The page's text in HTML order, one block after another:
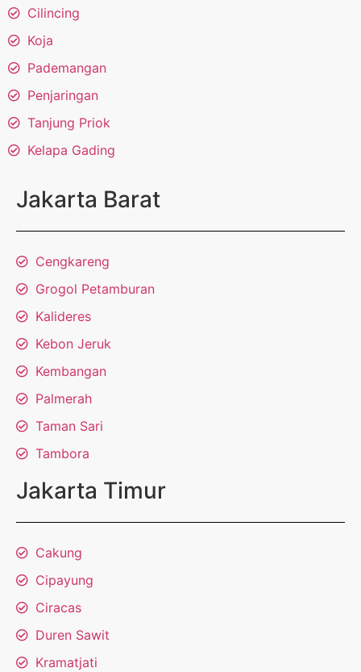
Cilincing
Koja
Pademangan
Penjaringan
Tanjung Priok
Kelapa Gading
Jakarta Barat
Cengkareng
Grogol Petamburan
Kalideres
Kebon Jeruk
Kembangan
Palmerah
Taman Sari
Tambora
Jakarta Timur
Cakung
Cipayung
Ciracas
Duren Sawit
Kramatjati